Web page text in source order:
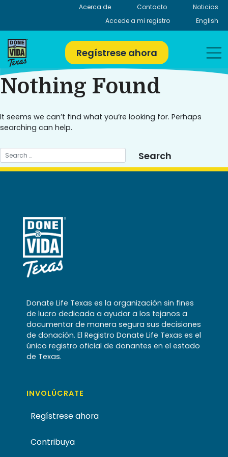
Acerca de Contacto
Noticias
Accede a mi registro
English
Regístrese ahora
Nothing Found
It seems we can’t find what you’re looking for. Perhaps
searching can help.
Donate Life Texas es la organización sin fines
de lucro dedicada a ayudar a los tejanos a
documentar de manera segura sus decisiones
de donación. El Registro Donate Life Texas es el
único registro oficial de donantes en el estado
de Texas.
INVOLÚCRATE
Regístrese ahora
Contribuya